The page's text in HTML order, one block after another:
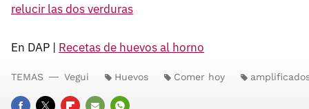
relucir las dos verduras
En DAP | Recetas de huevos al horno
TEMAS Vegui Huevos Comer hoy